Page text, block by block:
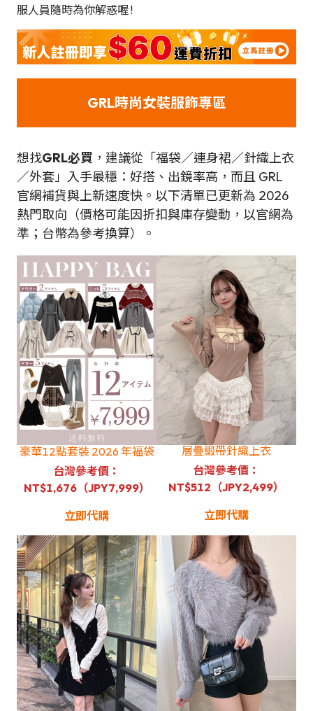
服人員隨時為你解惑喔 !
GRL時尚女裝服飾專區
想找GRL必買 ，建議從「福袋／連身裙／針織上衣
／外套」入手最穩：好搭、出鏡率高，而且 GRL
官網補貨與上新速度快。以下清單已更新為 2026
熱門取向（價格可能因折扣與庫存變動，以官網為
準；台幣為參考換算）。
豪華12點套裝 2026 年福袋
台灣參考價：
NT$1,676（JPY7,999）
立即代購
層疊緞帶針織上衣
台灣參考價：
NT$512（JPY2,499）
立即代購